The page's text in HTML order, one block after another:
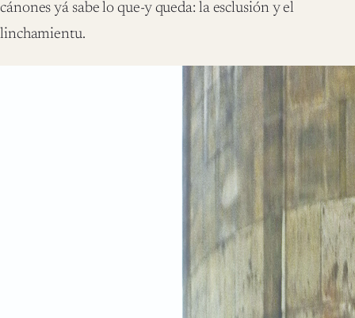
cánones yá sabe lo que-y queda: la esclusión y el
linchamientu.